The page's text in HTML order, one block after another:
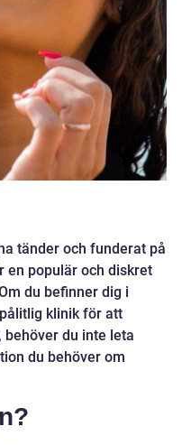
tänder och funderat på
en populär och diskret
du befinner dig i
klinik för att
du inte leta
du behöver om